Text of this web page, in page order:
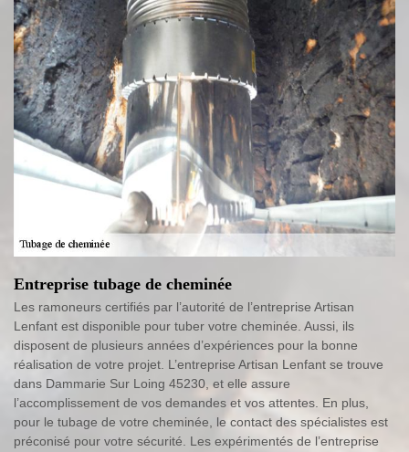
Entreprise tubage de cheminée
Les ramoneurs certifiés par l’autorité de l’entreprise Artisan
Lenfant est disponible pour tuber votre cheminée. Aussi, ils
disposent de plusieurs années d’expériences pour la bonne
réalisation de votre projet. L’entreprise Artisan Lenfant se trouve
dans Dammarie Sur Loing 45230, et elle assure
l’accomplissement de vos demandes et vos attentes. En plus,
pour le tubage de votre cheminée, le contact des spécialistes est
préconisé pour votre sécurité. Les expérimentés de l’entreprise